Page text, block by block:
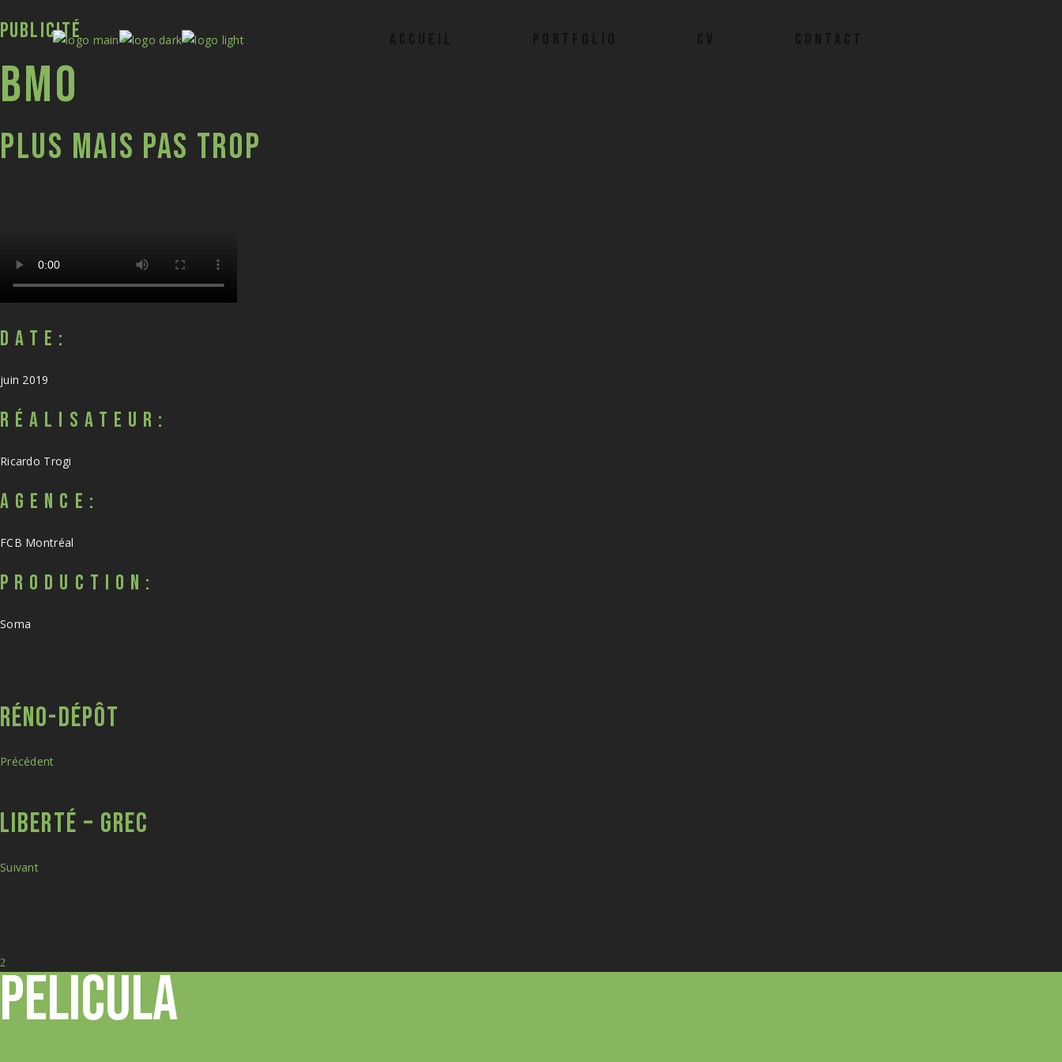
PUBLICITÉ
BMO
PLUS MAIS PAS TROP
DATE:
juin 2019
RÉALISATEUR:
Ricardo Trogi
AGENCE:
FCB Montréal
PRODUCTION:
Soma
RÉNO-DÉPÔT
Précédent
LIBERTÉ – GREC
Suivant
Pelicula